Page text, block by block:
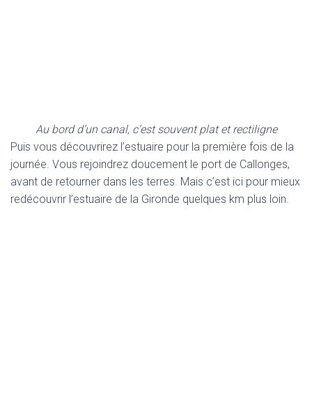
Au bord d’un canal, c’est souvent plat et rectiligne
Puis vous découvrirez l’estuaire pour la première fois de la
journée. Vous rejoindrez doucement le port de Callonges,
avant de retourner dans les terres. Mais c’est ici pour mieux
redécouvrir l’estuaire de la Gironde quelques km plus loin.